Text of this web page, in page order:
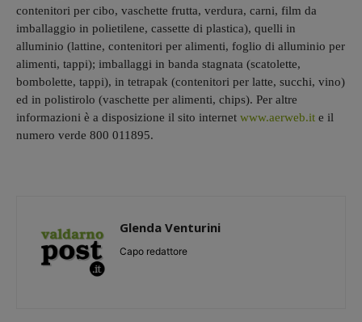
contenitori per cibo, vaschette frutta, verdura, carni, film da
imballaggio in polietilene, cassette di plastica), quelli in
alluminio (lattine, contenitori per alimenti, foglio di alluminio per
alimenti, tappi); imballaggi in banda stagnata (scatolette,
bombolette, tappi), in tetrapak (contenitori per latte, succhi, vino)
ed in polistirolo (vaschette per alimenti, chips). Per altre
informazioni è a disposizione il sito internet www.aerweb.it e il
numero verde 800 011895.
Glenda Venturini
Capo redattore